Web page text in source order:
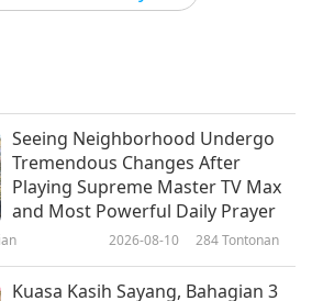
Wake Up Now Before It Is Too
Late
Seeing Neighborhood Undergo
Tremendous Changes After
Playing Supreme Master TV Max
and Most Powerful Daily Prayer
2026-08-10 284Tontonan
Kuasa Kasih Sayang, Bahagian 3